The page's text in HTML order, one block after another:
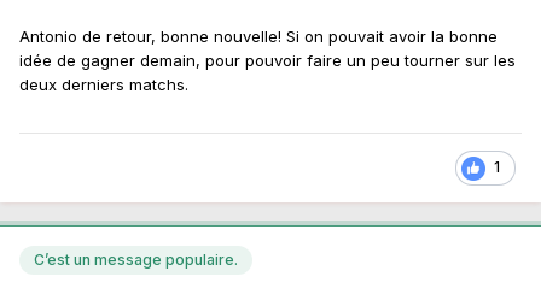
Antonio de retour, bonne nouvelle! Si on pouvait avoir la bonne
idée de gagner demain, pour pouvoir faire un peu tourner sur les
deux derniers matchs.
1
C’est un message populaire.